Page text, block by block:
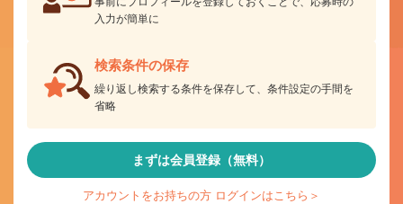
入力が簡単に
検索条件の保存
繰り返し検索する条件を保存して、条件設定の手間を
省略
まずは会員登録（無料）
アカウントをお持ちの方 ログインはこちら＞